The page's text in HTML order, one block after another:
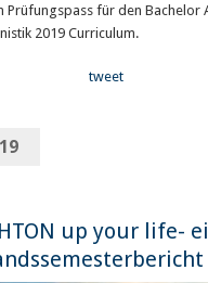
Prüfungspass für den Bachelor
2019 Curriculum.
tweet
up your life-